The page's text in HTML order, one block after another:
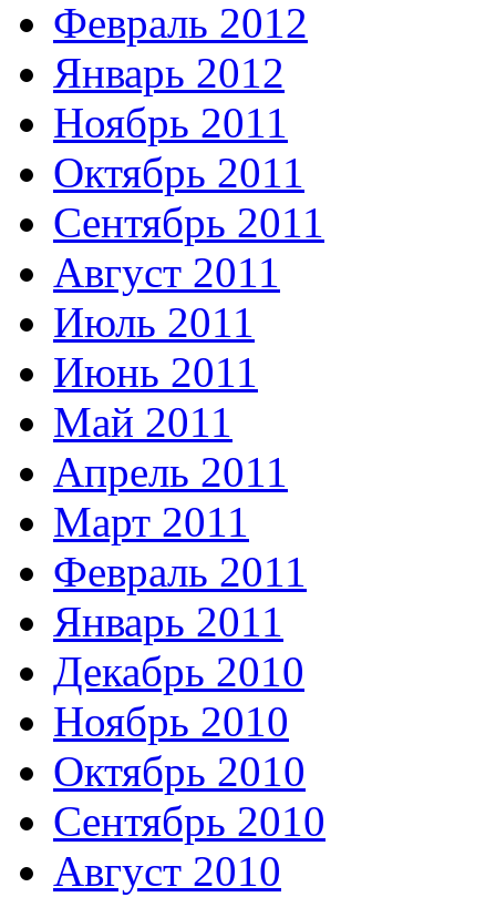
Февраль 2012
Январь 2012
Ноябрь 2011
Октябрь 2011
Сентябрь 2011
Август 2011
Июль 2011
Июнь 2011
Май 2011
Апрель 2011
Март 2011
Февраль 2011
Январь 2011
Декабрь 2010
Ноябрь 2010
Октябрь 2010
Сентябрь 2010
Август 2010